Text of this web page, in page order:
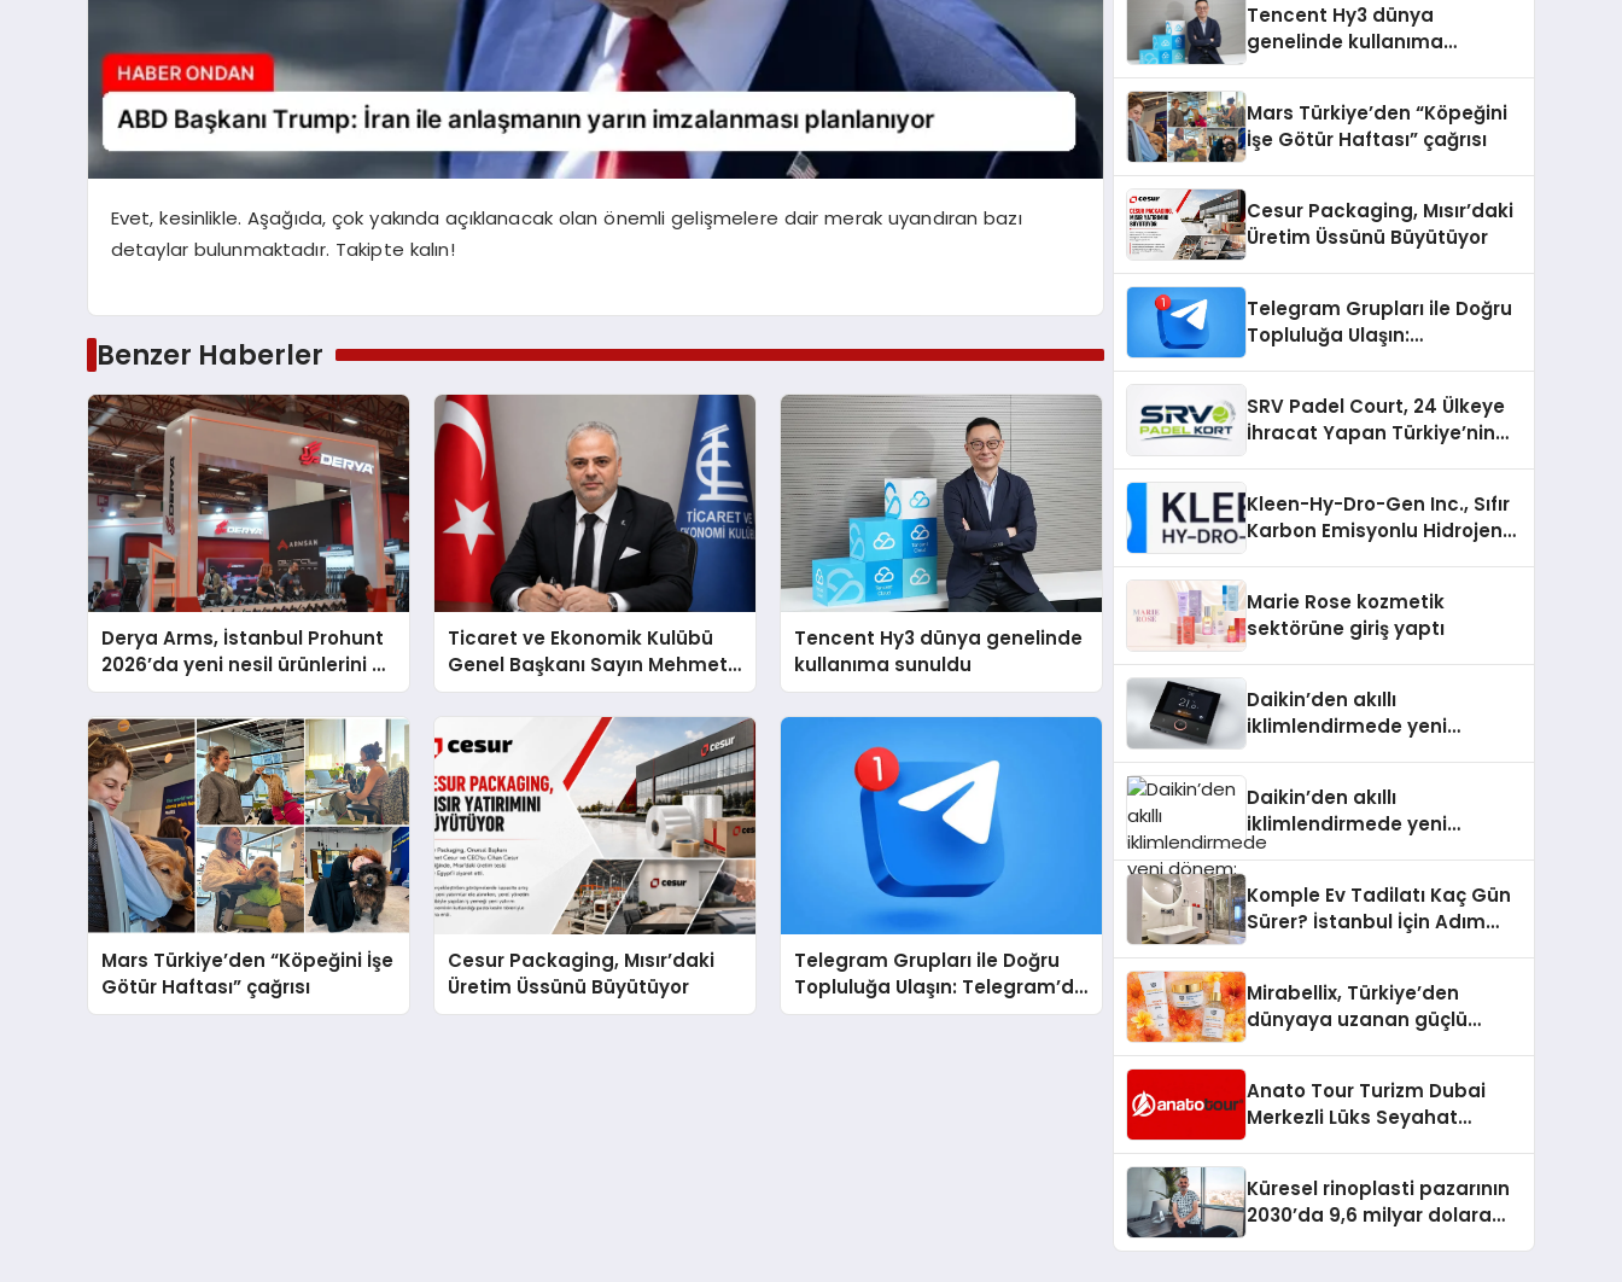
Evet, kesinlikle. Aşağıda, çok yakında açıklanacak olan önemli gelişmelere dair merak uyandıran bazı
detaylar bulunmaktadır. Takipte kalın!
Benzer Haberler
Derya Arms, İstanbul Prohunt
2026’da yeni nesil ürünlerini ve
global marka vizyonunu
sergiledi
Ticaret ve Ekonomik Kulübü
Genel Başkanı Sayın Mehmet
Ulutaş, ekonomiye dair yaptığı
açıklamada şunları kaydetti:
Tencent Hy3 dünya genelinde
kullanıma sunuldu
Mars Türkiye’den “Köpeğini İşe
Götür Haftası” çağrısı
Cesur Packaging, Mısır’daki
Üretim Üssünü Büyütüyor
Telegram Grupları ile Doğru
Topluluğa Ulaşın: Telegram’da
Aradığınız Topluluğa Daha
şunları kaydetti:
Tencent Hy3 dünya
genelinde kullanıma
Mars Türkiye’den “Köpeğini
İşe Götür Haftası” çağrısı
Cesur Packaging, Mısır’daki
Üretim Üssünü Büyütüyor
Telegram Grupları ile Doğru
Topluluğa Ulaşın:
SRV Padel Court, 24 Ülkeye
İhracat Yapan Türkiye’nin
Kleen-Hy-Dro-Gen Inc., Sıfır
Karbon Emisyonlu Hidrojen
Aldı
Marie Rose kozmetik
sektörüne giriş yaptı
Daikin’den akıllı
iklimlendirmede yeni
Daikin’den akıllı
iklimlendirmede yeni
dönem: Madoka Plus
Komple Ev Tadilatı Kaç Gün
Sürer? İstanbul İçin Adım
Mirabellix, Türkiye’den
dünyaya uzanan güçlü
Anato Tour Turizm Dubai
Merkezli Lüks Seyahat
Küresel rinoplasti pazarının
2030’da 9,6 milyar dolara